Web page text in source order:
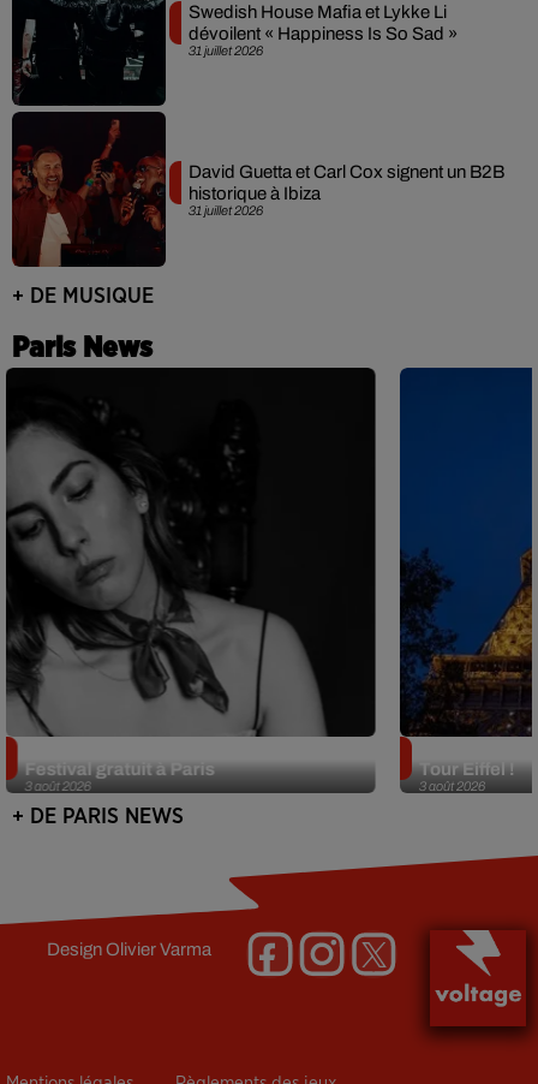
31 juillet 2026
Swedish House Mafia et Lykke Li
dévoilent « Happiness Is So Sad »
31 juillet 2026
David Guetta et Carl Cox signent un B2B
historique à Ibiza
+ DE MUSIQUE
Paris News
3 août 2026
Festival gratuit à Paris
3 août 2026
Tour Eiffel !
+ DE PARIS NEWS
DesignOlivier Varma